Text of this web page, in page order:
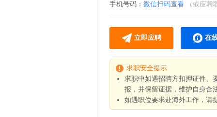
手机号码： 微信扫码查看 （或应聘
立即应聘 在
求职安全提示
求职中如遇招聘方扣押证件、
报，并保留证据，维护自身合
如遇职位要求赴海外工作，请